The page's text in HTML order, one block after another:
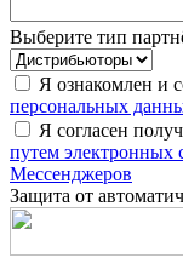
Выберите тип
Я ознакомлен и
персональных
Я согласен
путем
Мессенджеров
Защита от